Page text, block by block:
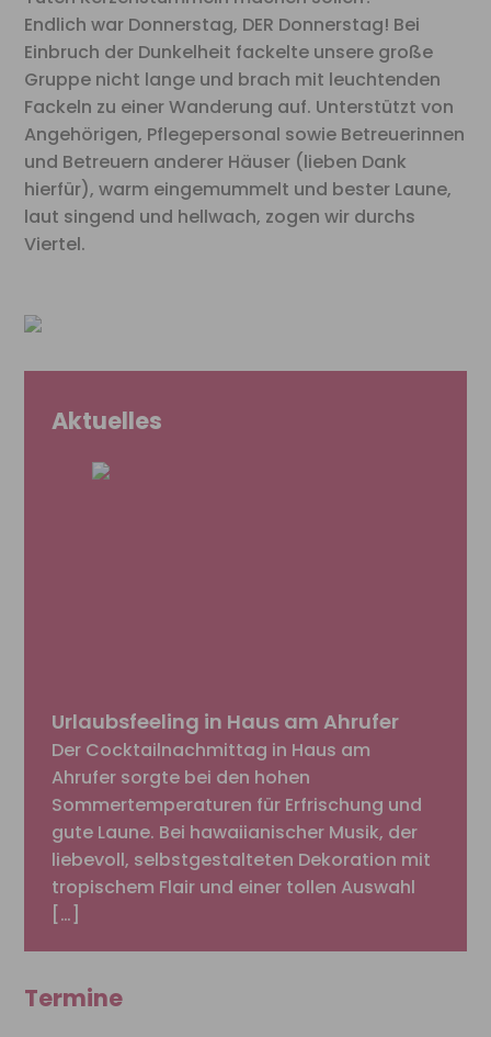
Endlich war Donnerstag, DER Donnerstag! Bei
Einbruch der Dunkelheit fackelte unsere große
Gruppe nicht lange und brach mit leuchtenden
Fackeln zu einer Wanderung auf. Unterstützt von
Angehörigen, Pflegepersonal sowie Betreuerinnen
und Betreuern anderer Häuser (lieben Dank
hierfür), warm eingemummelt und bester Laune,
laut singend und hellwach, zogen wir durchs
Viertel.
Aktuelles
Urlaubsfeeling in Haus am Ahrufer
Der Cocktailnachmittag in Haus am
Ahrufer sorgte bei den hohen
Sommertemperaturen für Erfrischung und
gute Laune. Bei hawaiianischer Musik, der
liebevoll, selbstgestalteten Dekoration mit
tropischem Flair und einer tollen Auswahl
[…]
Termine